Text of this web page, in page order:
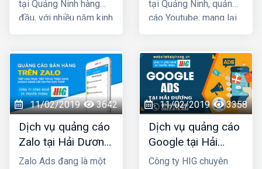
nhu cầu sử dụng sản
tại Quảng Ninh hàng
đầu, với nhiều năm kinh
khách hàng lớn nhỏ ở
Quảng Ninh và toàn
quốc Việt Nam, chúng
tôi chắc chắn sẽ giúp
quý khách phát triển
kinh doanh nhanh
chóng.
tại Quảng Ninh, quảng
cáo Youtube, mang lại
rất thấp. Ngoài việc
giúp cho khách hàng
chủ động tìm đến bạn
còn có tác dụng trong
việc lan tỏa, tăng nhận
diện thương hiệu của
bạn trên Internet
11/02/2019 3642
Dịch vụ quảng cáo
Zalo tại Hải Dương
giá rẻ, uy tín nhất
Zalo Ads đang là một
11/02/2019 3358
Dịch vụ quảng cáo
Google tại Hải
Dương giá rẻ
Công ty HIG chuyên